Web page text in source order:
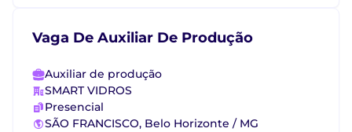
Vaga De Auxiliar De Produção
Auxiliar de produção
SMART VIDROS
Presencial
SÃO FRANCISCO, Belo Horizonte / MG